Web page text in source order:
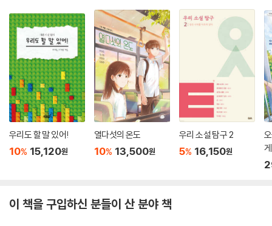
우리도 할 말 있어!
10% 15,120원
열다섯의 온도
10% 13,500원
우리 소설 탐구 2
5% 16,150원
이 책을 구입하신 분들이 산 분야 책